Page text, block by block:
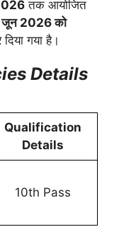
तक आयोजित
जून 2026 को
गया है।
Details
Qualification
Details
10th Pass